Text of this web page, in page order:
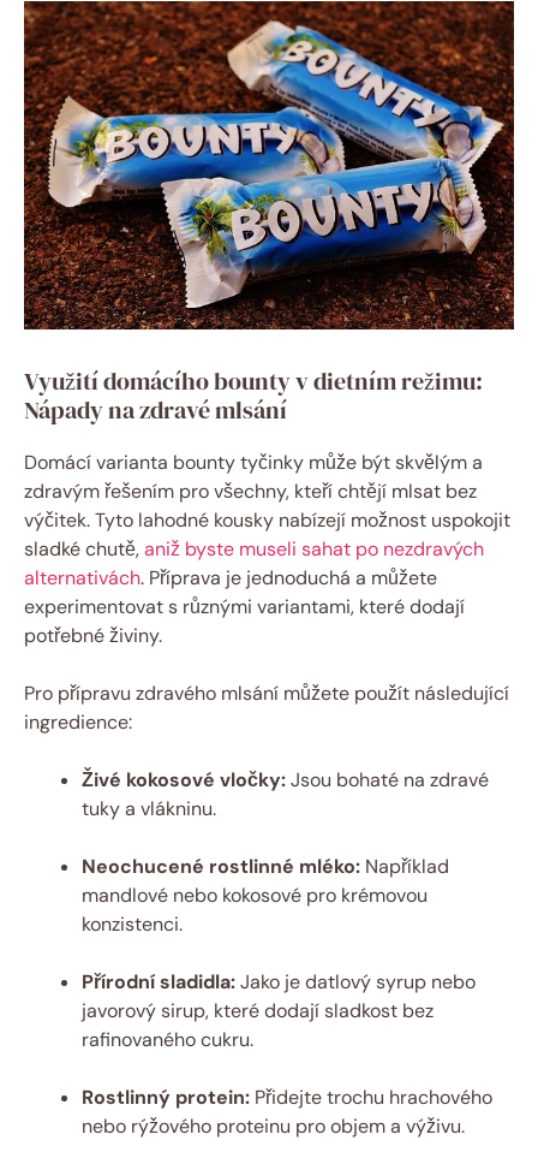
Využití domácího bounty v dietním režimu:
Nápady na zdravé mlsání
Domácí varianta bounty tyčinky může být skvělým a
zdravým řešením pro všechny, kteří chtějí mlsat bez
výčitek. Tyto lahodné kousky nabízejí možnost uspokojit
sladké chutě,aniž byste museli sahat po nezdravých
alternativách. Příprava je jednoduchá a můžete
experimentovat s různými variantami, které dodají
potřebné živiny.
Pro přípravu zdravého mlsání můžete použít následující
ingredience:
Živé kokosové vločky:Jsou bohaté na zdravé
tuky a vlákninu.
Neochucené rostlinné mléko: Například
mandlové nebo kokosové pro krémovou
konzistenci.
Přírodní sladidla:Jako je datlový syrup nebo
javorový sirup, které dodají sladkost bez
rafinovaného cukru.
Rostlinný protein: Přidejte trochu hrachového
nebo rýžového proteinu pro objem a výživu.